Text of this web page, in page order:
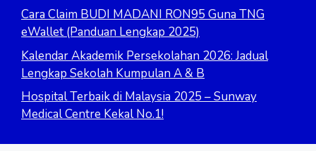
Cara Claim BUDI MADANI RON95 Guna TNG
eWallet (Panduan Lengkap 2025)
Kalendar Akademik Persekolahan 2026: Jadual
Lengkap Sekolah Kumpulan A & B
Hospital Terbaik di Malaysia 2025 – Sunway
Medical Centre Kekal No.1!